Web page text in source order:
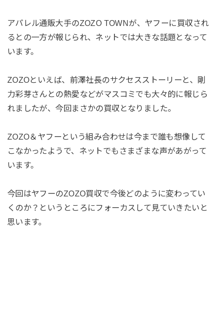
アパレル通販大手のZOZO TOWNが、ヤフーに買収され
るとの一方が報じられ、ネットでは大きな話題となって
います。
ZOZOといえば、前澤社長のサクセスストーリーと、剛
力彩芽さんとの熱愛などがマスコミでも大々的に報じら
れましたが、今回まさかの買収となりました。
ZOZO＆ヤフーという組み合わせは今まで誰も想像して
こなかったようで、ネットでもさまざまな声があがって
います。
今回はヤフーのZOZO買収で今後どのように変わってい
くのか？というところにフォーカスして見ていきたいと
思います。